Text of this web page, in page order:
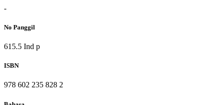
-
No Panggil
615.5 Ind p
ISBN
978 602 235 828 2